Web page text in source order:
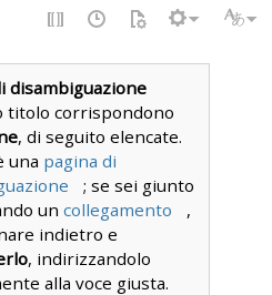
disambiguazione
titolo corrispondono
, di seguito elencate.
una pagina di
; se sei giunto
uncollegamento
,
indietro e
, indirizzandolo
alla voce giusta.